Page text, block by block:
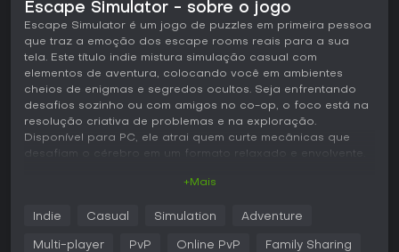
Escape Simulator - sobre o jogo
Escape Simulator é um jogo de puzzles em primeira pessoa
que traz a emoção dos escape rooms reais para a sua
tela. Este título indie mistura simulação casual com
elementos de aventura, colocando você em ambientes
cheios de enigmas e segredos ocultos. Seja enfrentando
desafios sozinho ou com amigos no co-op, o foco está na
resolução criativa de problemas e na exploração.
Disponível para PC, ele atrai quem curte mecânicas que
desafiam o cérebro em um formato relaxado e envolvente.
esconder uma pista. Você interage com o ambiente
+Mais
Indie Casual Simulation Adventure
Multi-player PvP Online PvP Family Sharing